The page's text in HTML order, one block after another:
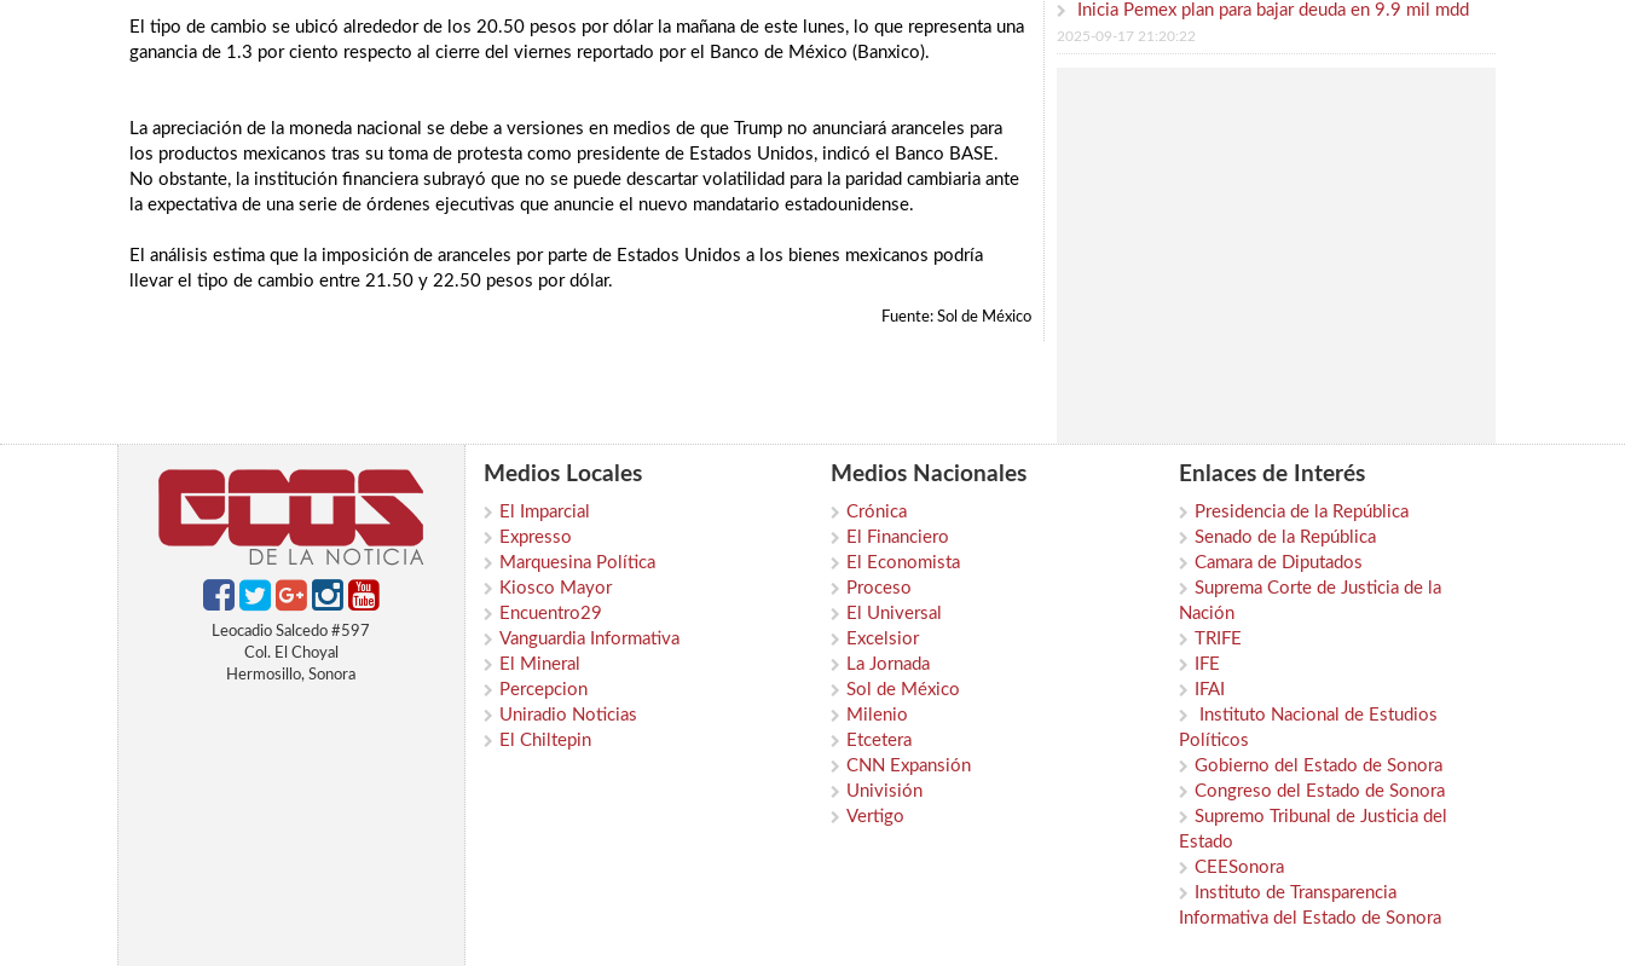
El tipo de cambio se ubicó alrededor de los 20.50 pesos por dólar la mañana de este lunes, lo que representa una
ganancia de 1.3 por ciento respecto al cierre del viernes reportado por el Banco de México (Banxico).
La apreciación de la moneda nacional se debe a versiones en medios de que Trump no anunciará aranceles para
los productos mexicanos tras su toma de protesta como presidente de Estados Unidos, indicó el Banco BASE.
No obstante, la institución financiera subrayó que no se puede descartar volatilidad para la paridad cambiaria ante
la expectativa de una serie de órdenes ejecutivas que anuncie el nuevo mandatario estadounidense.
El análisis estima que la imposición de aranceles por parte de Estados Unidos a los bienes mexicanos podría
llevar el tipo de cambio entre 21.50 y 22.50 pesos por dólar.
Fuente: Sol de México
Inicia Pemex plan para bajar deuda en 9.9 mil mdd
2025-09-17 21:20:22
Leocadio Salcedo #597
Col. El Choyal
Hermosillo, Sonora
Medios Locales
El Imparcial
Expresso
Marquesina Política
Kiosco Mayor
Encuentro29
Vanguardia Informativa
El Mineral
Percepcion
Uniradio Noticias
El Chiltepin
Medios Nacionales
Crónica
El Financiero
El Economista
Proceso
El Universal
Excelsior
La Jornada
Sol de México
Milenio
Etcetera
CNN Expansión
Univisión
Vertigo
Enlaces de Interés
Presidencia de la República
Senado de la República
Camara de Diputados
Suprema Corte de Justicia de la
Nación
TRIFE
IFE
IFAI
Instituto Nacional de Estudios
Políticos
Gobierno del Estado de Sonora
Congreso del Estado de Sonora
Supremo Tribunal de Justicia del
Estado
CEESonora
Instituto de Transparencia
Informativa del Estado de Sonora